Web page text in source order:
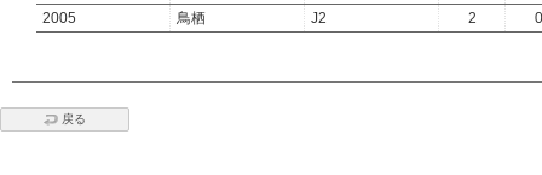
2005
鳥栖 J2 2 0
戻る